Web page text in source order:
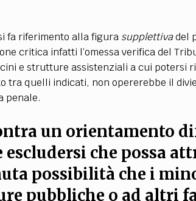
fa riferimento alla figura supplettivadel
critica infatti l’omessa verifica del
e strutture assistenziali a cui potersi
tra quelli indicati, non opererebbe il
penale.
un orientamento
escludersi che possa
possibilità che i
pubbliche o ad altri